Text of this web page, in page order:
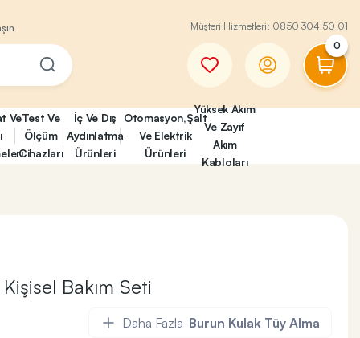
Müşteri Hizmetleri: 0850 304 50 01
0
VeTest Ve
Ölçüm
Cihazları
İç Ve Dış
Aydınlatma
Ürünleri
Otomasyon,Şalt
Ve Elektrik
Ürünleri
Yüksek Akım
Ve Zayıf
Akım
Kabloları
Bakım Seti
Daha Fazla Burun Kulak Tüy Alma